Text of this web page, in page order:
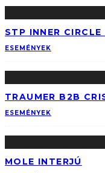
STP INNER CIRCLE
ESEMÉNYEK
TRAUMER B2B
ESEMÉNYEK
MOLE INTERJÚ